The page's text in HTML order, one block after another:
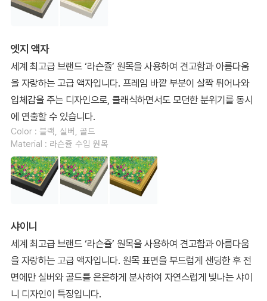
엣지 액자
세계 최고급 브랜드 ‘라슨쥴’ 원목을 사용하여 견고함과 아름다움
을 자랑하는 고급 액자입니다. 프레임 바깥 부분이 살짝 튀어나와
입체감을 주는 디자인으로, 클래식하면서도 모던한 분위기를 동시
에 연출할 수 있습니다.
Color : 블랙, 실버, 골드
Material : 라슨쥴 수입 원목
샤이니
세계 최고급 브랜드 ‘라슨쥴’ 원목을 사용하여 견고함과 아름다움
을 자랑하는 고급 액자입니다. 원목 표면을 부드럽게 샌딩한 후 전
면에만 실버와 골드를 은은하게 분사하여 자연스럽게 빛나는 샤이
니 디자인이 특징입니다.